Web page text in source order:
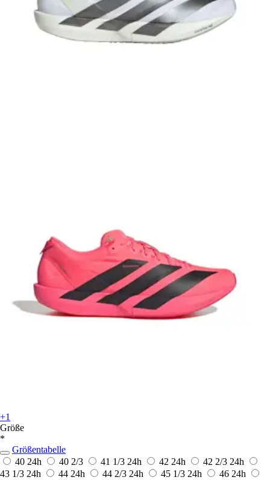
+1
Größe
*
Größentabelle
40 24h 40 2/3 41 1/3 24h 42 24h 42 2/3 24h
43 1/3 24h 44 24h 44 2/3 24h 45 1/3 24h 46 24h